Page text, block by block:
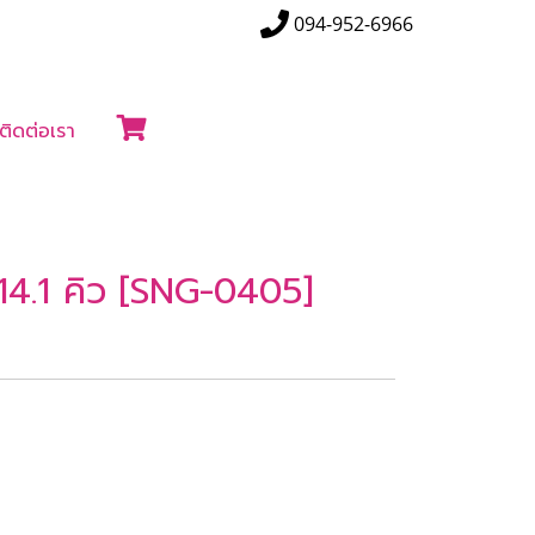
094-952-6966
ติดต่อเรา
คิว [SNG-0405]